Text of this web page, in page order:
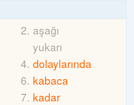
aşağı
yukarı
dolaylarında
kabaca
kadar